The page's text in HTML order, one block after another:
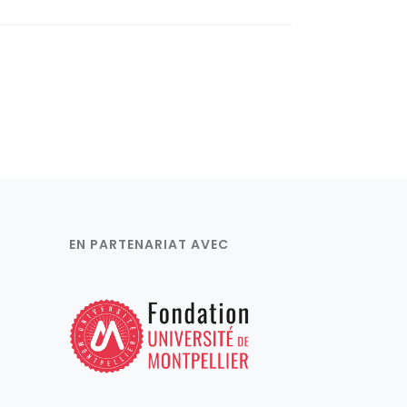
EN PARTENARIAT AVEC